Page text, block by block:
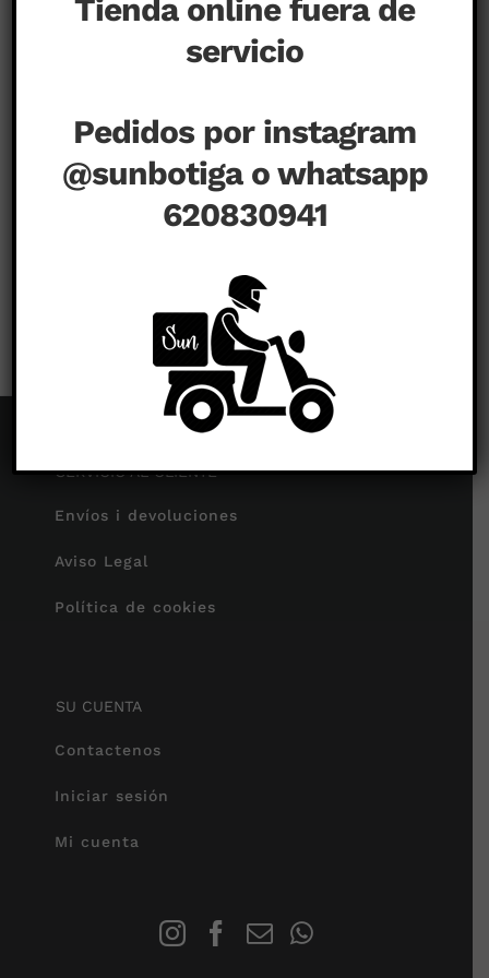
Comentarios desactivadosen
SERVICIO AL CLIENTE
Envíos i devoluciones
Aviso Legal
Política de cookies
SU CUENTA
Contactenos
Iniciar sesión
Mi cuenta
Tienda online fuera de
servicio
Pedidos por instagram
@sunbotiga o whatsapp
620830941